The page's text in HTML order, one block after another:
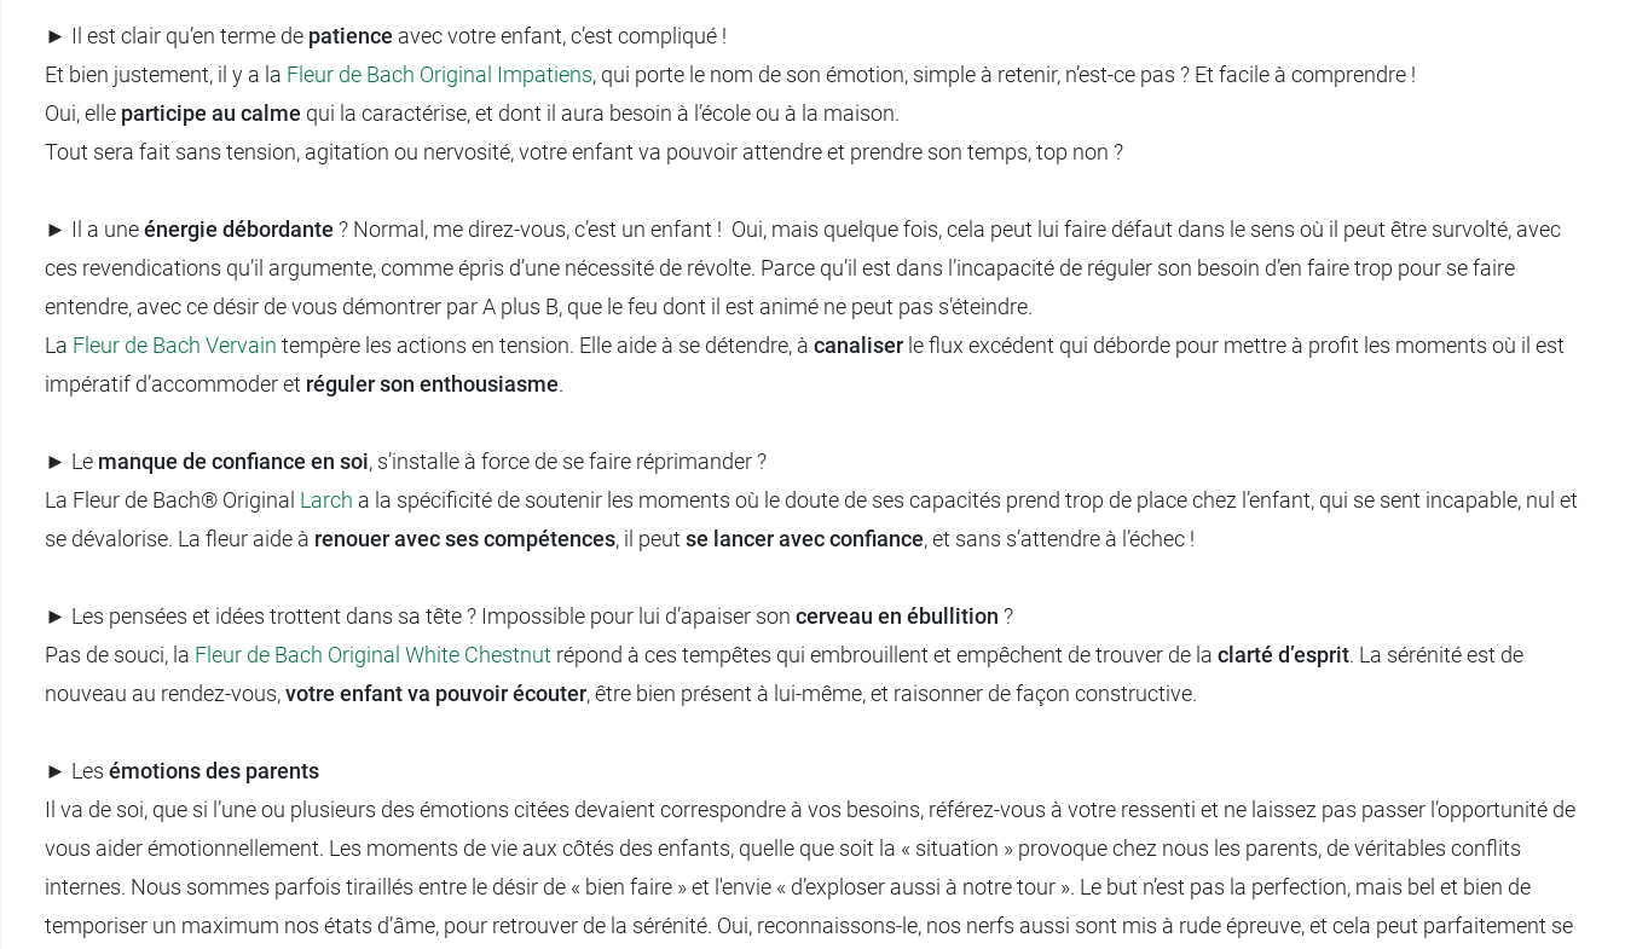
► Il est clair qu’en terme de patience avec votre enfant, c’est compliqué !
Et bien justement, il y a la Fleur de Bach Original Impatiens, qui porte le nom de son émotion, simple à retenir, n’est-ce pas ? Et facile à comprendre !
Oui, elle participe au calme qui la caractérise, et dont il aura besoin à l’école ou à la maison.
Tout sera fait sans tension, agitation ou nervosité, votre enfant va pouvoir attendre et prendre son temps, top non ?
► Il a uneénergie débordante ? Normal, me direz-vous, c’est un enfant ! Oui, mais quelque fois, cela peut lui faire défaut dans le sens où il peut être survolté, avec
ces revendications qu’il argumente, comme épris d’une nécessité de révolte. Parce qu’il est dans l’incapacité de réguler son besoin d’en faire trop pour se faire
entendre, avec ce désir de vous démontrer par A plus B, que le feu dont il est animé ne peut pas s’éteindre.
La Fleur de Bach Vervain tempère les actions en tension. Elle aide à se détendre, à canaliser le flux excédent qui déborde pour mettre à profit les moments où il est
impératif d’accommoder et réguler son enthousiasme.
► Le manque de confiance en soi, s’installe à force de se faire réprimander ?
La Fleur de Bach® Original Larch a la spécificité de soutenir les moments où le doute de ses capacités prend trop de place chez l’enfant, qui se sent incapable, nul et
se dévalorise. La fleur aide à renouer avec ses compétences, il peut se lancer avec confiance, et sans s’attendre à l’échec !
► Les pensées et idées trottent dans sa tête ? Impossible pour lui d’apaiser son cerveau en ébullition ?
Pas de souci, la Fleur de Bach Original White Chestnut répond à ces tempêtes qui embrouillent et empêchent de trouver de la clarté d’esprit. La sérénité est de
nouveau au rendez-vous,votre enfant va pouvoir écouter, être bien présent à lui-même, et raisonner de façon constructive.
► Les émotions des parents
Il va de soi, que si l’une ou plusieurs des émotions citées devaient correspondre à vos besoins, référez-vous à votre ressenti et ne laissez pas passer l’opportunité de
vous aider émotionnellement. Les moments de vie aux côtés des enfants, quelle que soit la « situation » provoque chez nous les parents, de véritables conflits
internes. Nous sommes parfois tiraillés entre le désir de « bien faire » et l'envie « d’exploser aussi à notre tour ». Le but n’est pas la perfection, mais bel et bien de
temporiser un maximum nos états d’âme, pour retrouver de la sérénité. Oui, reconnaissons-le, nos nerfs aussi sont mis à rude épreuve, et cela peut parfaitement se